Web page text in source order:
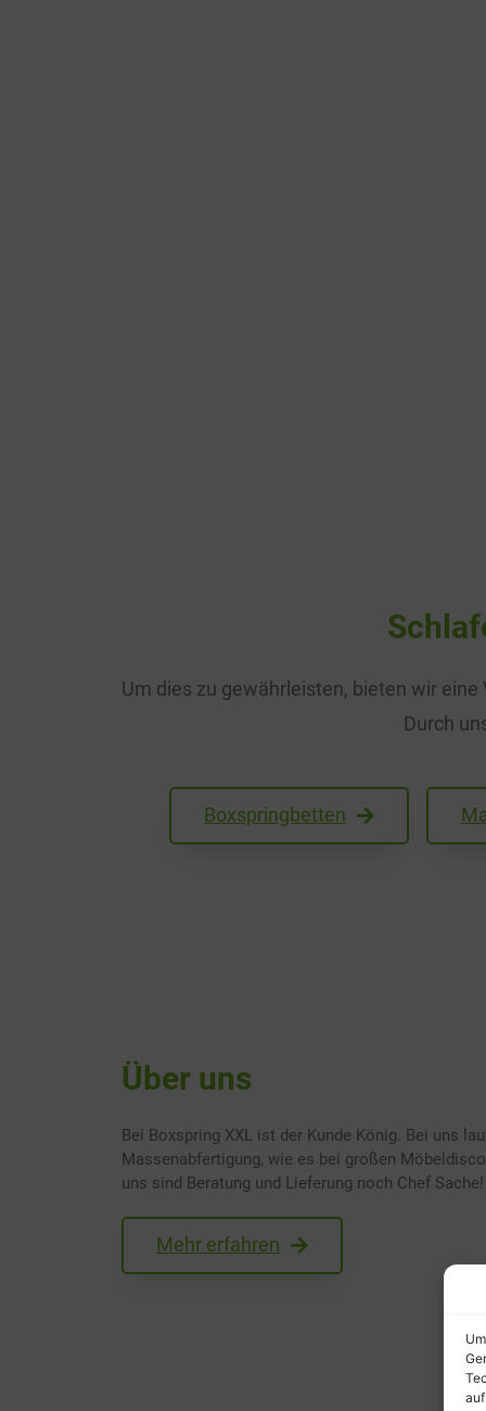
Um dies zu gewährleisten, bieten wir
Durch
Boxspringbetten
Über uns
Bei Boxspring XXL ist der Kunde König. Bei uns
Massenabfertigung, wie es bei großen
uns sind Beratung und Lieferung noch Chef Sache!
Mehr erfahren